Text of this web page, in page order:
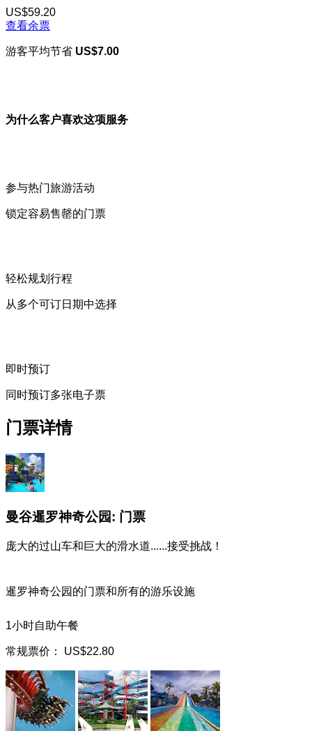
US$59.20
查看余票
游客平均节省 US$7.00
为什么客户喜欢这项服务
参与热门旅游活动
锁定容易售罄的门票
轻松规划行程
从多个可订日期中选择
即时预订
同时预订多张电子票
门票详情
曼谷暹罗神奇公园: 门票
庞大的过山车和巨大的滑水道......接受挑战！
暹罗神奇公园的门票和所有的游乐设施
1小时自助午餐
常规票价： US$22.80